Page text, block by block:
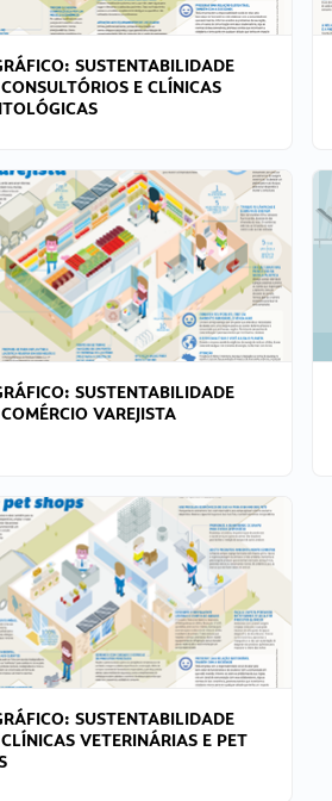
SUSTENTABILIDADE
E CLÍNICAS
SUSTENTABILIDADE
VAREJISTA
SUSTENTABILIDADE
VETERINÁRIAS E PET